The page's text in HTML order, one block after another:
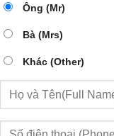
Ông (Mr)
Bà (Mrs)
Khác (Other)